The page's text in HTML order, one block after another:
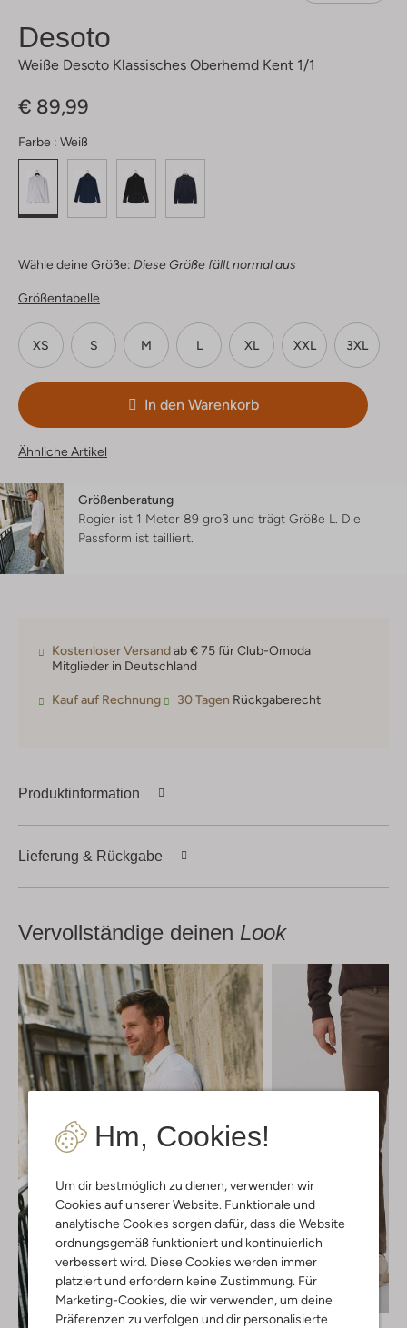
Hm, Cookies!
Um dir bestmöglich zu dienen, verwenden wir
Cookies auf unserer Website. Funktionale und
analytische Cookies sorgen dafür, dass die Website
ordnungsgemäß funktioniert und kontinuierlich
verbessert wird. Diese Cookies werden immer
platziert und erfordern keine Zustimmung. Für
Marketing-Cookies, die wir verwenden, um deine
Präferenzen zu verfolgen und dir personalisierte
Desoto
Weiße Desoto Klassisches Oberhemd Kent 1/1
€ 89,99
Farbe : Weiß
Wähle deine Größe: Diese Größe fällt normal aus
Größentabelle
XS S M L XL XXL 3XL
In den Warenkorb
Ähnliche Artikel
Größenberatung
Rogier ist 1 Meter 89 groß und trägt Größe L. Die
Passform ist tailliert
Kostenloser Versandab € 75 für Club-Omoda
Mitglieder in Deutschland
Kauf auf Rechnung 30 Tagen Rückgaberecht
Produktinformation
Lieferung & Rückgabe
Vervollständige deinen Look